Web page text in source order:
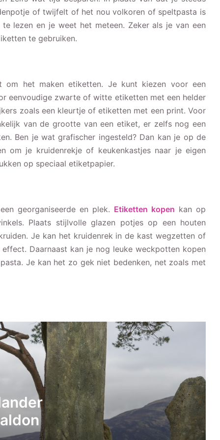
of twijfelt of het nou volkoren of speltpasta is
lezen en je weet het meteen. Zeker als je van een
te gebruiken.
om het maken etiketten. Je kunt kiezen voor een
eenvoudige zwarte of witte etiketten met een helder
zoals een kleurtje of etiketten met een print. Voor
van de grootte van een etiket, er zelfs nog een
Ben je wat grafischer ingesteld? Dan kan je op de
om je kruidenrekje of keukenkastjes naar je eigen
op speciaal etiketpapier.
georganiseerde en plek. Etiketten kopen kan op
Plaats stijlvolle glazen potjes op een houten
Je kan het kruidenrek in de kast wegzetten of
Daarnaast kan je nog leuke weckpotten kopen
Je kan het zo gek niet bedenken, net zoals met
Review Emma matras, ervaring en tips
om lekker te slapen
Dyson review: Dyson V8 ervaringen na
een aantal weken gebruik
Verwisselbare fotodoeken van